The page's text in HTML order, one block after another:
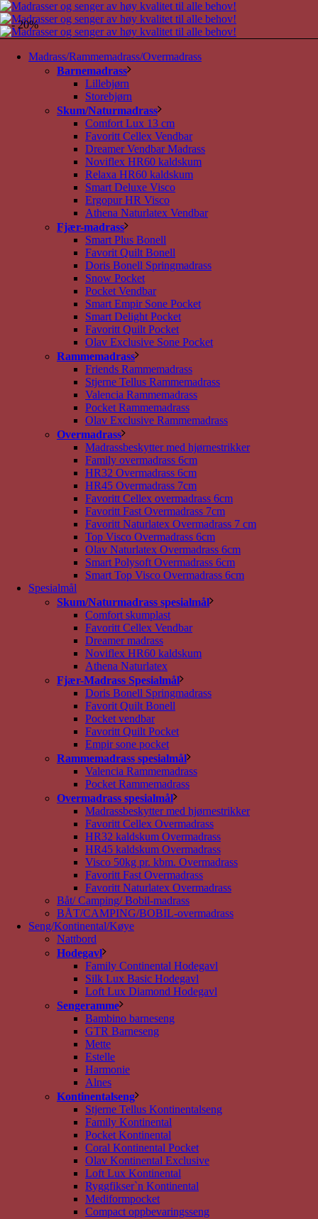
Madrass/Rammemadrass/Overmadrass
Barnemadrass
Lillebjørn
Storebjørn
Skum/Naturmadrass
Comfort Lux 13 cm
Favoritt Cellex Vendbar
Dreamer Vendbar Madrass
Noviflex HR60 kaldskum
Relaxa HR60 kaldskum
Smart Deluxe Visco
Ergopur HR Visco
Athena Naturlatex Vendbar
Fjær-madrass
Smart Plus Bonell
Favorit Quilt Bonell
Doris Bonell Springmadrass
Snow Pocket
Pocket Vendbar
Smart Empir Sone Pocket
Smart Delight Pocket
Favoritt Quilt Pocket
Olav Exclusive Sone Pocket
Rammemadrass
Friends Rammemadrass
Stjerne Tellus Rammemadrass
Valencia Rammemadrass
Pocket Rammemadrass
Olav Exclusive Rammemadrass
Overmadrass
Madrassbeskytter med hjørnestrikker
Family overmadrass 6cm
HR32 Overmadrass 6cm
HR45 Overmadrass 7cm
Favoritt Cellex overmadrass 6cm
Favoritt Fast Overmadrass 7cm
Favoritt Naturlatex Overmadrass 7 cm
Top Visco Overmadrass 6cm
Olav Naturlatex Overmadrass 6cm
Smart Polysoft Overmadrass 6cm
Smart Top Visco Overmadrass 6cm
Spesialmål
Skum/Naturmadrass spesialmål
Comfort skumplast
Favoritt Cellex Vendbar
Dreamer madrass
Noviflex HR60 kaldskum
Athena Naturlatex
Fjær-Madrass Spesialmål
Doris Bonell Springmadrass
Favorit Quilt Bonell
Pocket vendbar
Favoritt Quilt Pocket
Empir sone pocket
Rammemadrass spesialmål
Valencia Rammemadrass
Pocket Rammemadrass
Overmadrass spesialmål
Madrassbeskytter med hjørnestrikker
Favoritt Cellex Overmadrass
HR32 kaldskum Overmadrass
HR45 kaldskum Overmadrass
Visco 50kg pr. kbm. Overmadrass
Favoritt Fast Overmadrass
Favoritt Naturlatex Overmadrass
Båt/ Camping/ Bobil-madrass
BÅT/CAMPING/BOBIL-overmadrass
Seng/Kontinental/Køye
Nattbord
Hodegavl
Family Continental Hodegavl
Silk Lux Basic Hodegavl
Loft Lux Diamond Hodegavl
Sengeramme
Bambino barneseng
GTR Barneseng
Mette
Estelle
Harmonie
Alnes
Kontinentalseng
Stjerne Tellus Kontinentalseng
Family Kontinental
Pocket Kontinental
Coral Kontinental Pocket
Olav Kontinental Exclusive
Loft Lux Kontinental
Ryggfikser`n Kontinental
Mediformpocket
Compact oppbevaringsseng
- 20%